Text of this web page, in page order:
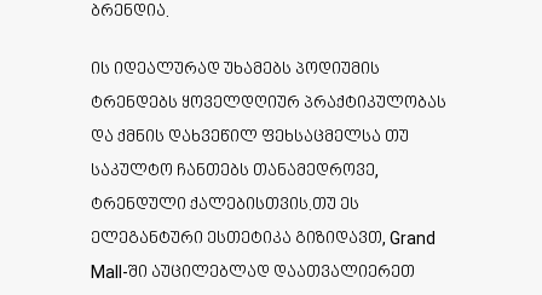
ბრენდია.
ის იდეალურად უხამებს პოდიუმის
ტრენდებს ყოველდღიურ პრაქტიკულობას
და ქმნის დახვეწილ ფეხსაცმელსა თუ
საკულტო ჩანთებს თანამედროვე,
ტრენდული ქალებისთვის.თუ ეს
ელეგანტური ესთეტიკა გიზიდავთ, Grand
Mall-ში აუცილებლად დაათვალიერეთ